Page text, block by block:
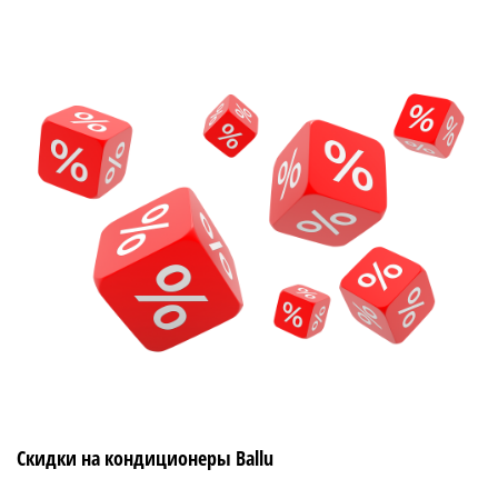
Скидки на кондиционеры Ballu